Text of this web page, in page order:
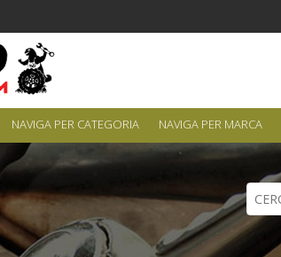
NAVIGA PER CATEGORIA NAVIGA PER MARCA